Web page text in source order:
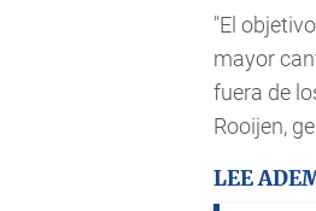
"El
mayor
fuera de
Rooijen,
LEE